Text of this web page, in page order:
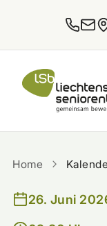
Home
26. Juni